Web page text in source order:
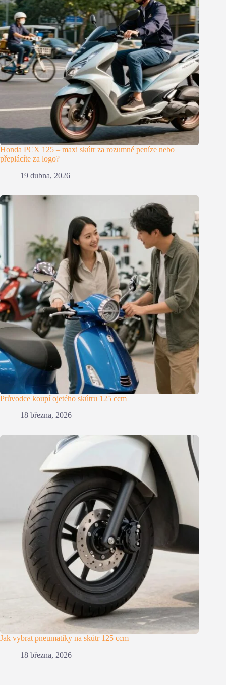
Honda PCX 125 – maxi skútr za rozumné peníze nebo
přeplácíte za logo?
19 dubna, 2026
Průvodce koupí ojetého skútru 125 ccm
18 března, 2026
Jak vybrat pneumatiky na skútr 125 ccm
18 března, 2026